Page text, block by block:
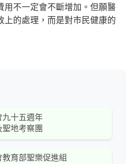
用不一定會不斷增加。但願醫
上的處理，而是對市民健康的
九十五週年
地考察團
育部聖樂促進組